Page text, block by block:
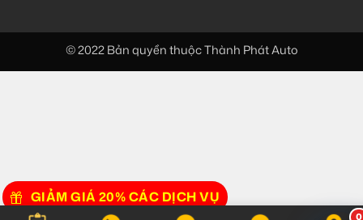
GIẢM GIÁ 20% CÁC DỊCH VỤ
© 2022 Bản quyền thuộc Thành Phát Auto